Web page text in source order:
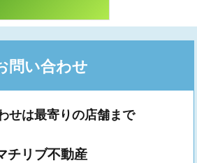
問い合わせ
せは最寄りの店舗まで
チリブ不動産